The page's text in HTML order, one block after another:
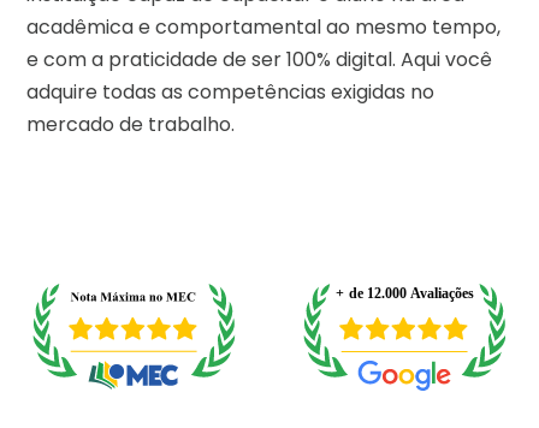
acadêmica e comportamental ao mesmo tempo,
e com a praticidade de ser 100% digital. Aqui você
adquire todas as competências exigidas no
mercado de trabalho.